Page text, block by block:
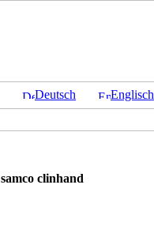
Deutsch Englisch
samco clinhand